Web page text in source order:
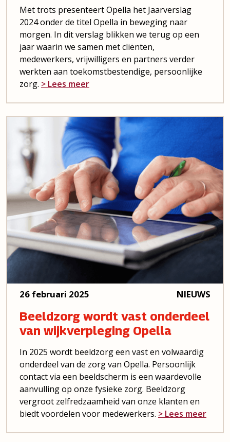
Met trots presenteert Opella het Jaarverslag
2024 onder de titel Opella in beweging naar
morgen. In dit verslag blikken we terug op een
jaar waarin we samen met cliënten,
medewerkers, vrijwilligers en partners verder
werkten aan toekomstbestendige, persoonlijke
zorg. > Lees meer
26 februari 2025 NIEUWS
Beeldzorg wordt vast onderdeel
van wijkverpleging Opella
In 2025 wordt beeldzorg een vast en volwaardig
onderdeel van de zorg van Opella. Persoonlijk
contact via een beeldscherm is een waardevolle
aanvulling op onze fysieke zorg. Beeldzorg
vergroot zelfredzaamheid van onze klanten en
biedt voordelen voor medewerkers. > Lees meer